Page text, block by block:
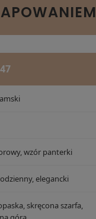
wzór panterki
elegancki
skręcona szarfa,